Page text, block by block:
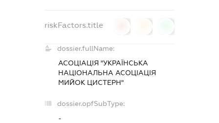
riskFactors.title
dossier.fullName:
АСОЦІАЦІЯ "УКРАЇНСЬКА
НАЦІОНАЛЬНА АСОЦІАЦІЯ
МИЙОК ЦИСТЕРН"
dossier.opfSubType:
-